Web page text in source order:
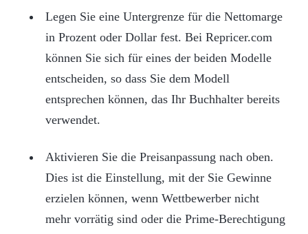
Legen Sie eine Untergrenze für die Nettomarge
in Prozent oder Dollar fest. Bei Repricer.com
können Sie sich für eines der beiden Modelle
entscheiden, so dass Sie dem Modell
entsprechen können, das Ihr Buchhalter bereits
verwendet.
Aktivieren Sie die Preisanpassung nach oben.
Dies ist die Einstellung, mit der Sie Gewinne
erzielen können, wenn Wettbewerber nicht
mehr vorrätig sind oder die Prime-Berechtigung